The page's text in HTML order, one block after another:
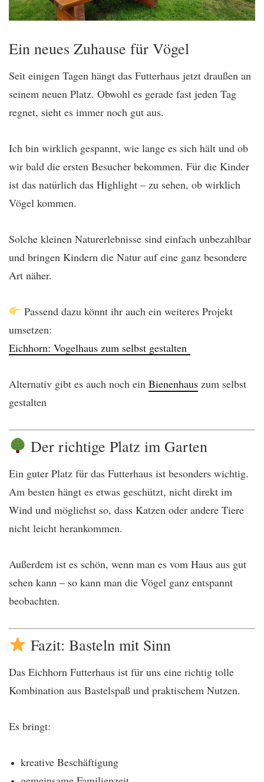
Ein neues Zuhause für Vögel
Seit einigen Tagen hängt das Futterhaus jetzt draußen an
seinem neuen Platz. Obwohl es gerade fast jeden Tag
regnet, sieht es immer noch gut aus.
Ich bin wirklich gespannt, wie lange es sich hält und ob
wir bald die ersten Besucher bekommen. Für die Kinder
ist das natürlich das Highlight – zu sehen, ob wirklich
Vögel kommen.
Solche kleinen Naturerlebnisse sind einfach unbezahlbar
und bringen Kindern die Natur auf eine ganz besondere
Art näher.
Passend dazu könnt ihr auch ein weiteres Projekt
umsetzen:
Eichhorn: Vogelhaus zum selbst gestalten
Alternativ gibt es auch noch ein Bienenhaus zum selbst
gestalten
Der richtige Platz im Garten
Ein guter Platz für das Futterhaus ist besonders wichtig.
Am besten hängt es etwas geschützt, nicht direkt im
Wind und möglichst so, dass Katzen oder andere Tiere
nicht leicht herankommen.
Außerdem ist es schön, wenn man es vom Haus aus gut
sehen kann – so kann man die Vögel ganz entspannt
beobachten.
Fazit: Basteln mit Sinn
Das Eichhorn Futterhaus ist für uns eine richtig tolle
Kombination aus Bastelspaß und praktischem Nutzen.
Es bringt:
kreative Beschäftigung